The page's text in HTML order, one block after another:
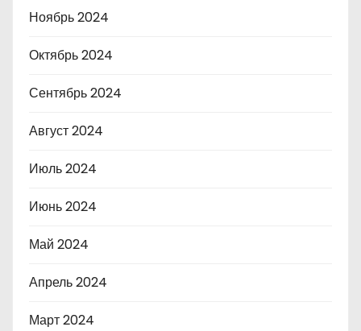
Ноябрь 2024
Октябрь 2024
Сентябрь 2024
Август 2024
Июль 2024
Июнь 2024
Май 2024
Апрель 2024
Март 2024